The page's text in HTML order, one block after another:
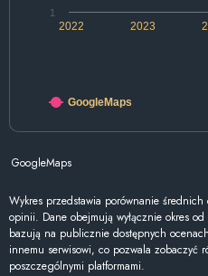
2022 2023
1
GoogleMaps
GoogleMaps
Wykres przedstawia porównanie
opinii. Dane obejmują wyłącznie okres
bazują na publicznie dostępnych
innemu serwisowi, co pozwala zobaczyć
poszczególnymi platformami.